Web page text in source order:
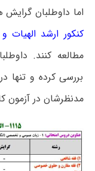
اما داوطلبان
کنکور ارشد
مطالعه کنند.
بررسی کرده و تنها
مدنظرشان در آزمون